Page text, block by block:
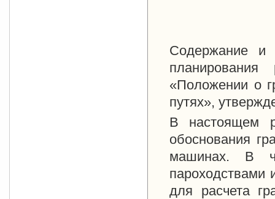
Содержание и
«Положении о
путях»,
В настоящем
обоснования
машинах. В
пароходствами
для расчета